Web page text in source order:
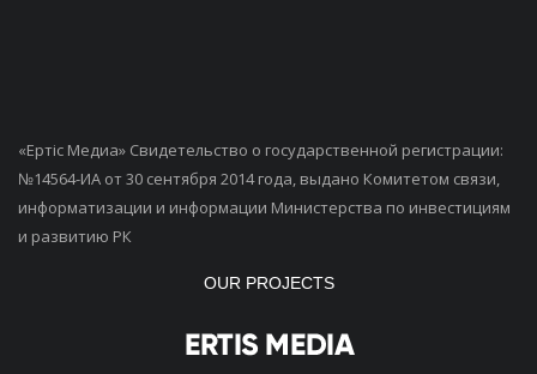
«Ертiс Медиа» Свидетельство о государственной регистрации:
№14564-ИА от 30 сентября 2014 года, выдано Комитетом связи,
информатизации и информации Министерства по инвестициям
и развитию РК
OUR PROJECTS